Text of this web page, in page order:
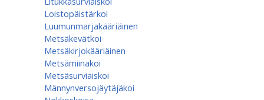
Loistopäistärkoi
Luumunmarjakääriäinen
Metsäkevätkoi
Metsäkirjokääriäinen
Metsämiinakoi
Metsäsurviaiskoi
Männynversojäytäjäkoi